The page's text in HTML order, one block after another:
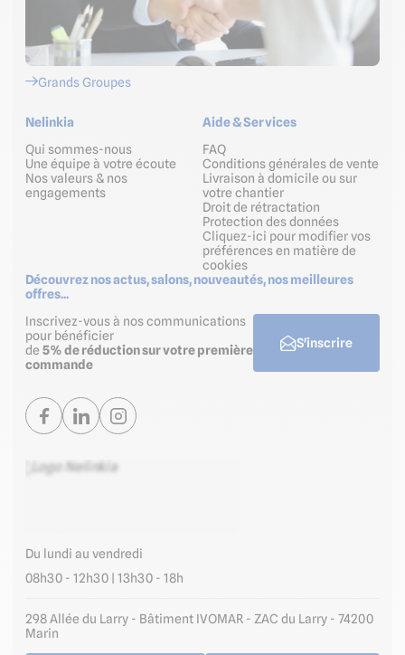
Grands Groupes
Du lundi au vendredi
08h30 - 12h30 | 13h30 - 18h
298 Allée du Larry - Bâtiment IVOMAR - ZAC du Larry - 74200
Marin
Nelinkia
Qui sommes-nous
Une équipe à votre écoute
Nos valeurs & nos
engagements
Aide & Services
FAQ
Conditions générales de vente
Livraison à domicile ou sur
votre chantier
Droit de rétractation
Protection des données
Cliquez-ici pour modifier vos
préférences en matière de
cookies
Découvrez nos actus, salons, nouveautés, nos meilleures
offres...
Inscrivez-vous à nos communications
pour bénéficier
de 5% de réduction sur votre première
commande
S'inscrire